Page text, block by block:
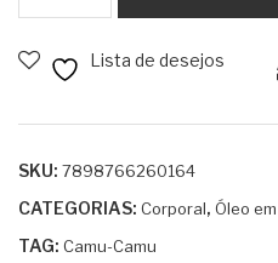
Camu-
60g
quantidade
Lista de desejos
SKU: 7898766260164
CATEGORIAS: Corporal, Óleo
TAG: Camu-Camu